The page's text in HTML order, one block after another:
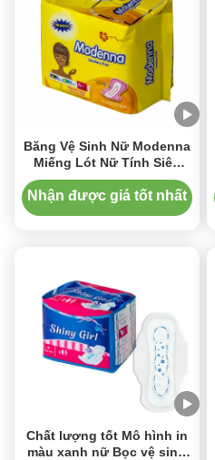
Băng Vệ Sinh Nữ Modenna
Miếng Lót Nữ Tính Siêu
Mỏng Có Cánh Thoáng Khí
Nhận được giá tốt nhất
Chất lượng tốt Mô hình in
màu xanh nữ Bọc vệ sinh